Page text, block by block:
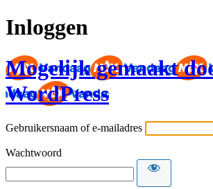
Inloggen
Mogelijk gemaakt
WordPress
Gebruikersnaam of e-mailadres
Wachtwoord